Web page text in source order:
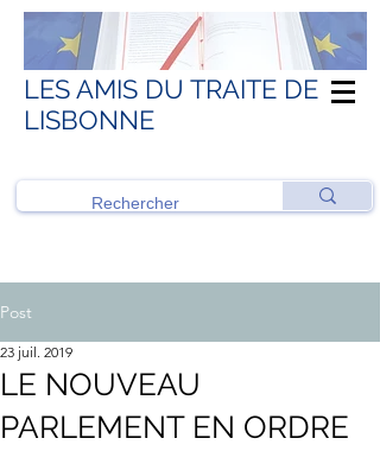
LES AMIS DU TRAITE DE
LISBONNE
Post
LE NOUVEAU
PARLEMENT EN ORDRE
23 juil. 2019